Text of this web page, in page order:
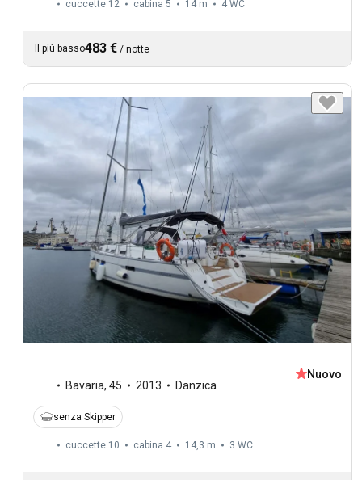
cuccette 12 cabina 5 14 m 4 WC
Il più basso483 € / notte
Bavaria, 45 2013 Danzica
Nuovo
senza Skipper
cuccette 10 cabina 4 14,3 m 3 WC